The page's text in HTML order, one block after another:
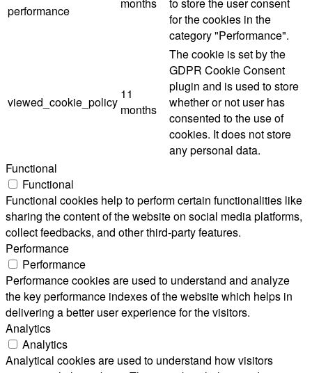
performance
for the cookies in the
category "Performance".
viewed_cookie_policy
11
months
The cookie is set by the
GDPR Cookie Consent
plugin and is used to store
whether or not user has
consented to the use of
cookies. It does not store
any personal data.
Functional
Functional
Functional cookies help to perform certain functionalities like
sharing the content of the website on social media platforms,
collect feedbacks, and other third-party features.
Performance
Performance
Performance cookies are used to understand and analyze
the key performance indexes of the website which helps in
delivering a better user experience for the visitors.
Analytics
Analytics
Analytical cookies are used to understand how visitors